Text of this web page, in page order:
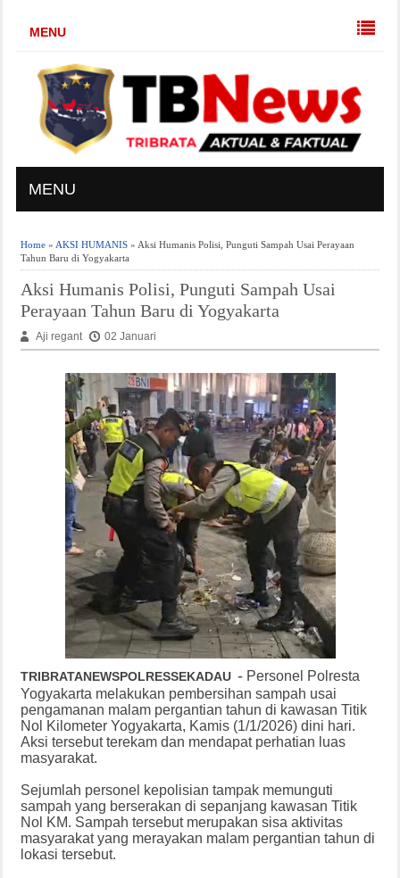
MENU
MENU
Home» AKSI HUMANIS» Aksi Humanis Polisi, Punguti Sampah Usai Perayaan
Tahun Baru di Yogyakarta
Aksi Humanis Polisi, Punguti Sampah Usai
Perayaan Tahun Baru di Yogyakarta
Aji regant 02 Januari
TRIBRATANEWSPOLRESSEKADAU - Personel Polresta
Yogyakarta melakukan pembersihan sampah usai
pengamanan malam pergantian tahun di kawasan Titik
Nol Kilometer Yogyakarta, Kamis (1/1/2026) dini hari.
Aksi tersebut terekam dan mendapat perhatian luas
masyarakat.
Sejumlah personel kepolisian tampak memunguti
sampah yang berserakan di sepanjang kawasan Titik
Nol KM. Sampah tersebut merupakan sisa aktivitas
masyarakat yang merayakan malam pergantian tahun di
lokasi tersebut.